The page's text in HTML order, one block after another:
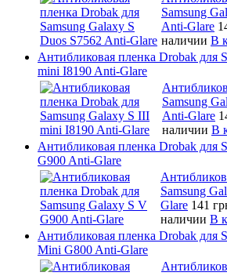
Samsung
Anti-Glare
наличии В
Антибликовая пленка Drobak для
mini I8190 Anti-Glare
Samsung
Anti-Glare
наличии В
Антибликовая пленка Drobak для
G900 Anti-Glare
Samsung
Glare 141
наличии В
Антибликовая пленка Drobak для
Mini G800 Anti-Glare